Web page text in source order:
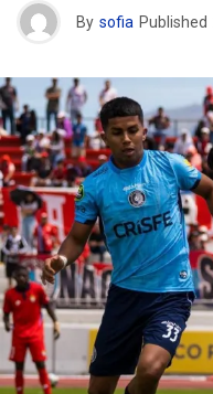
By sofia Published